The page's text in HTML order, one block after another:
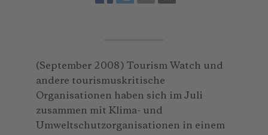
(September 2008) Tourism Watch und
andere tourismuskritische
Organisationen haben sich im Juli
zusammen mit Klima- und
Umweltschutzorganisationen in einem